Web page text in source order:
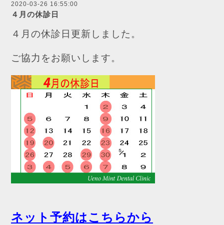
2020-03-26 16:55:00
４月の休診日
４月の休診日更新しました。
ご協力をお願いします。
ネット予約はこちらから